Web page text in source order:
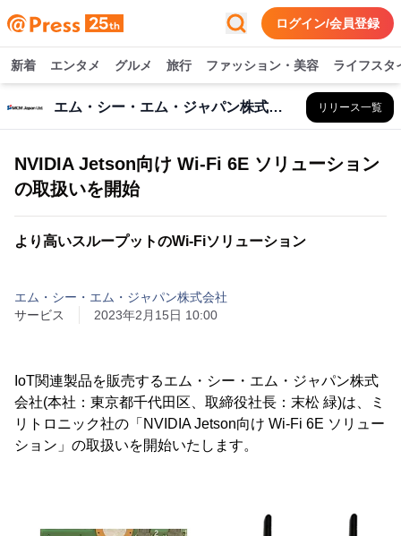
ログイン/会員登録
新着 エンタメ グルメ 旅行 ファッション・美容 ライフスタ
エム・シー・エム・ジャパン株式会社 リリース一覧
NVIDIA Jetson向け Wi-Fi 6E ソリューション
の取扱いを開始
より高いスループットのWi-Fiソリューション
エム・シー・エム・ジャパン株式会社
サービス
2023年2月15日 10:00
IoT関連製品を販売するエム・シー・エム・ジャパン株式
会社(本社：東京都千代田区、取締役社長：末松 緑)は、ミ
リトロニック社の「NVIDIA Jetson向け Wi-Fi 6E ソリュー
ション」の取扱いを開始いたします。